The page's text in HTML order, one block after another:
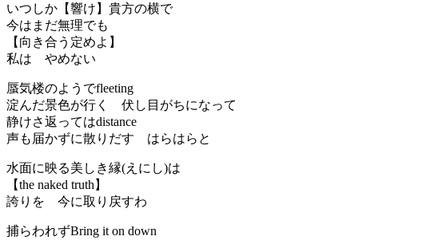
いつしか【響け】貴方の横で
今はまだ無理でも
【向き合う定めよ】
私は やめない
蜃気楼のようでfleeting
淀んだ景色が行く 伏し目がちになって
静けさ返ってはdistance
声も届かずに散りだす はらはらと
水面に映る美しき縁(えにし)は
【the naked truth】
誇りを 今に取り戻すわ
捕らわれずBring it on down